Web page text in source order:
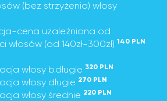
(bez strzyżenia) włosy
cena uzależniona od
włosów (od 140zł-300zł) 140 PLN
włosy b.długie 320 PLN
włosy długie 270 PLN
włosy średnie 220 PLN